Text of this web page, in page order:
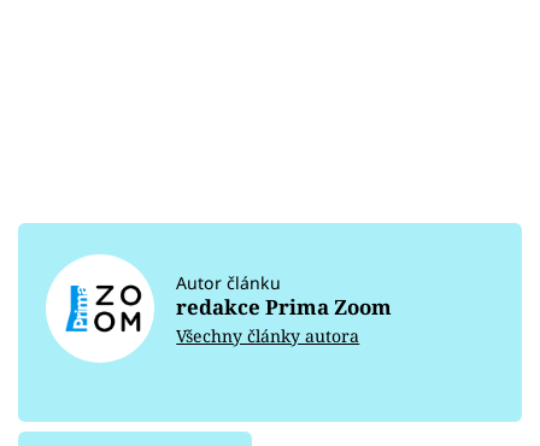
Autor článku
redakce Prima Zoom
Všechny články autora